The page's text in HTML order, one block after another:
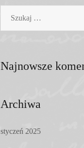
Najnowsze
Archiwa
styczeń 2025